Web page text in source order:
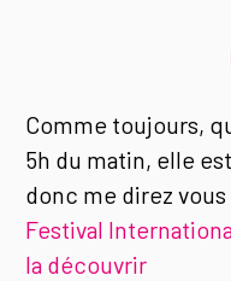
Comme toujours,
5h du matin, elle
donc me direz vous
Festival
la découvrir